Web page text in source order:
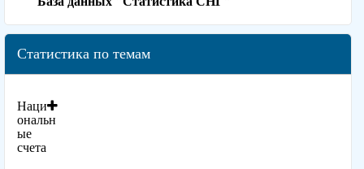
Статистика по темам
Наци
ональн
ые
счета